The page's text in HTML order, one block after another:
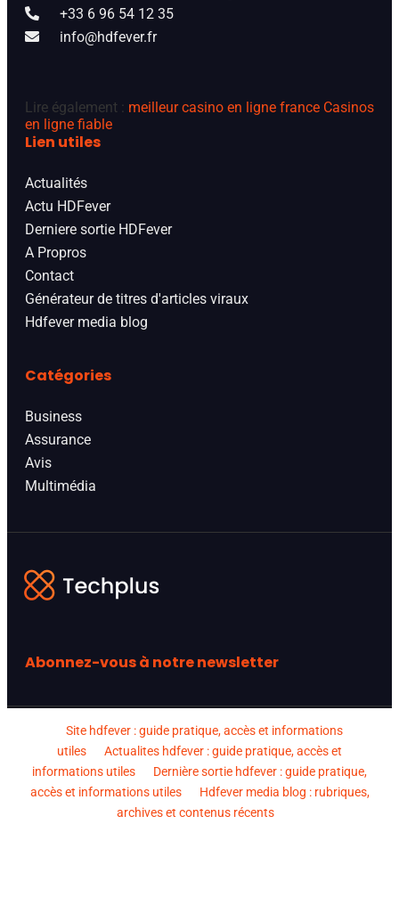
+33 6 96 54 12 35
info@hdfever.fr
Lire également : meilleur casino en ligne france Casinos
en ligne fiable
Lien utiles
Actualités
Actu HDFever
Derniere sortie HDFever
A Propros
Contact
Générateur de titres d'articles viraux
Hdfever media blog
Catégories
Business
Assurance
Avis
Multimédia
Abonnez-vous à notre newsletter
Site hdfever : guide pratique, accès et informations
utiles
Actualites hdfever : guide pratique, accès et
informations utiles
Dernière sortie hdfever : guide pratique,
accès et informations utiles
Hdfever media blog : rubriques,
archives et contenus récents